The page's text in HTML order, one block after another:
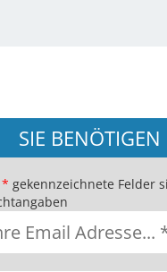
SIE BENÖTIGEN
* gekennzeichnete Felder